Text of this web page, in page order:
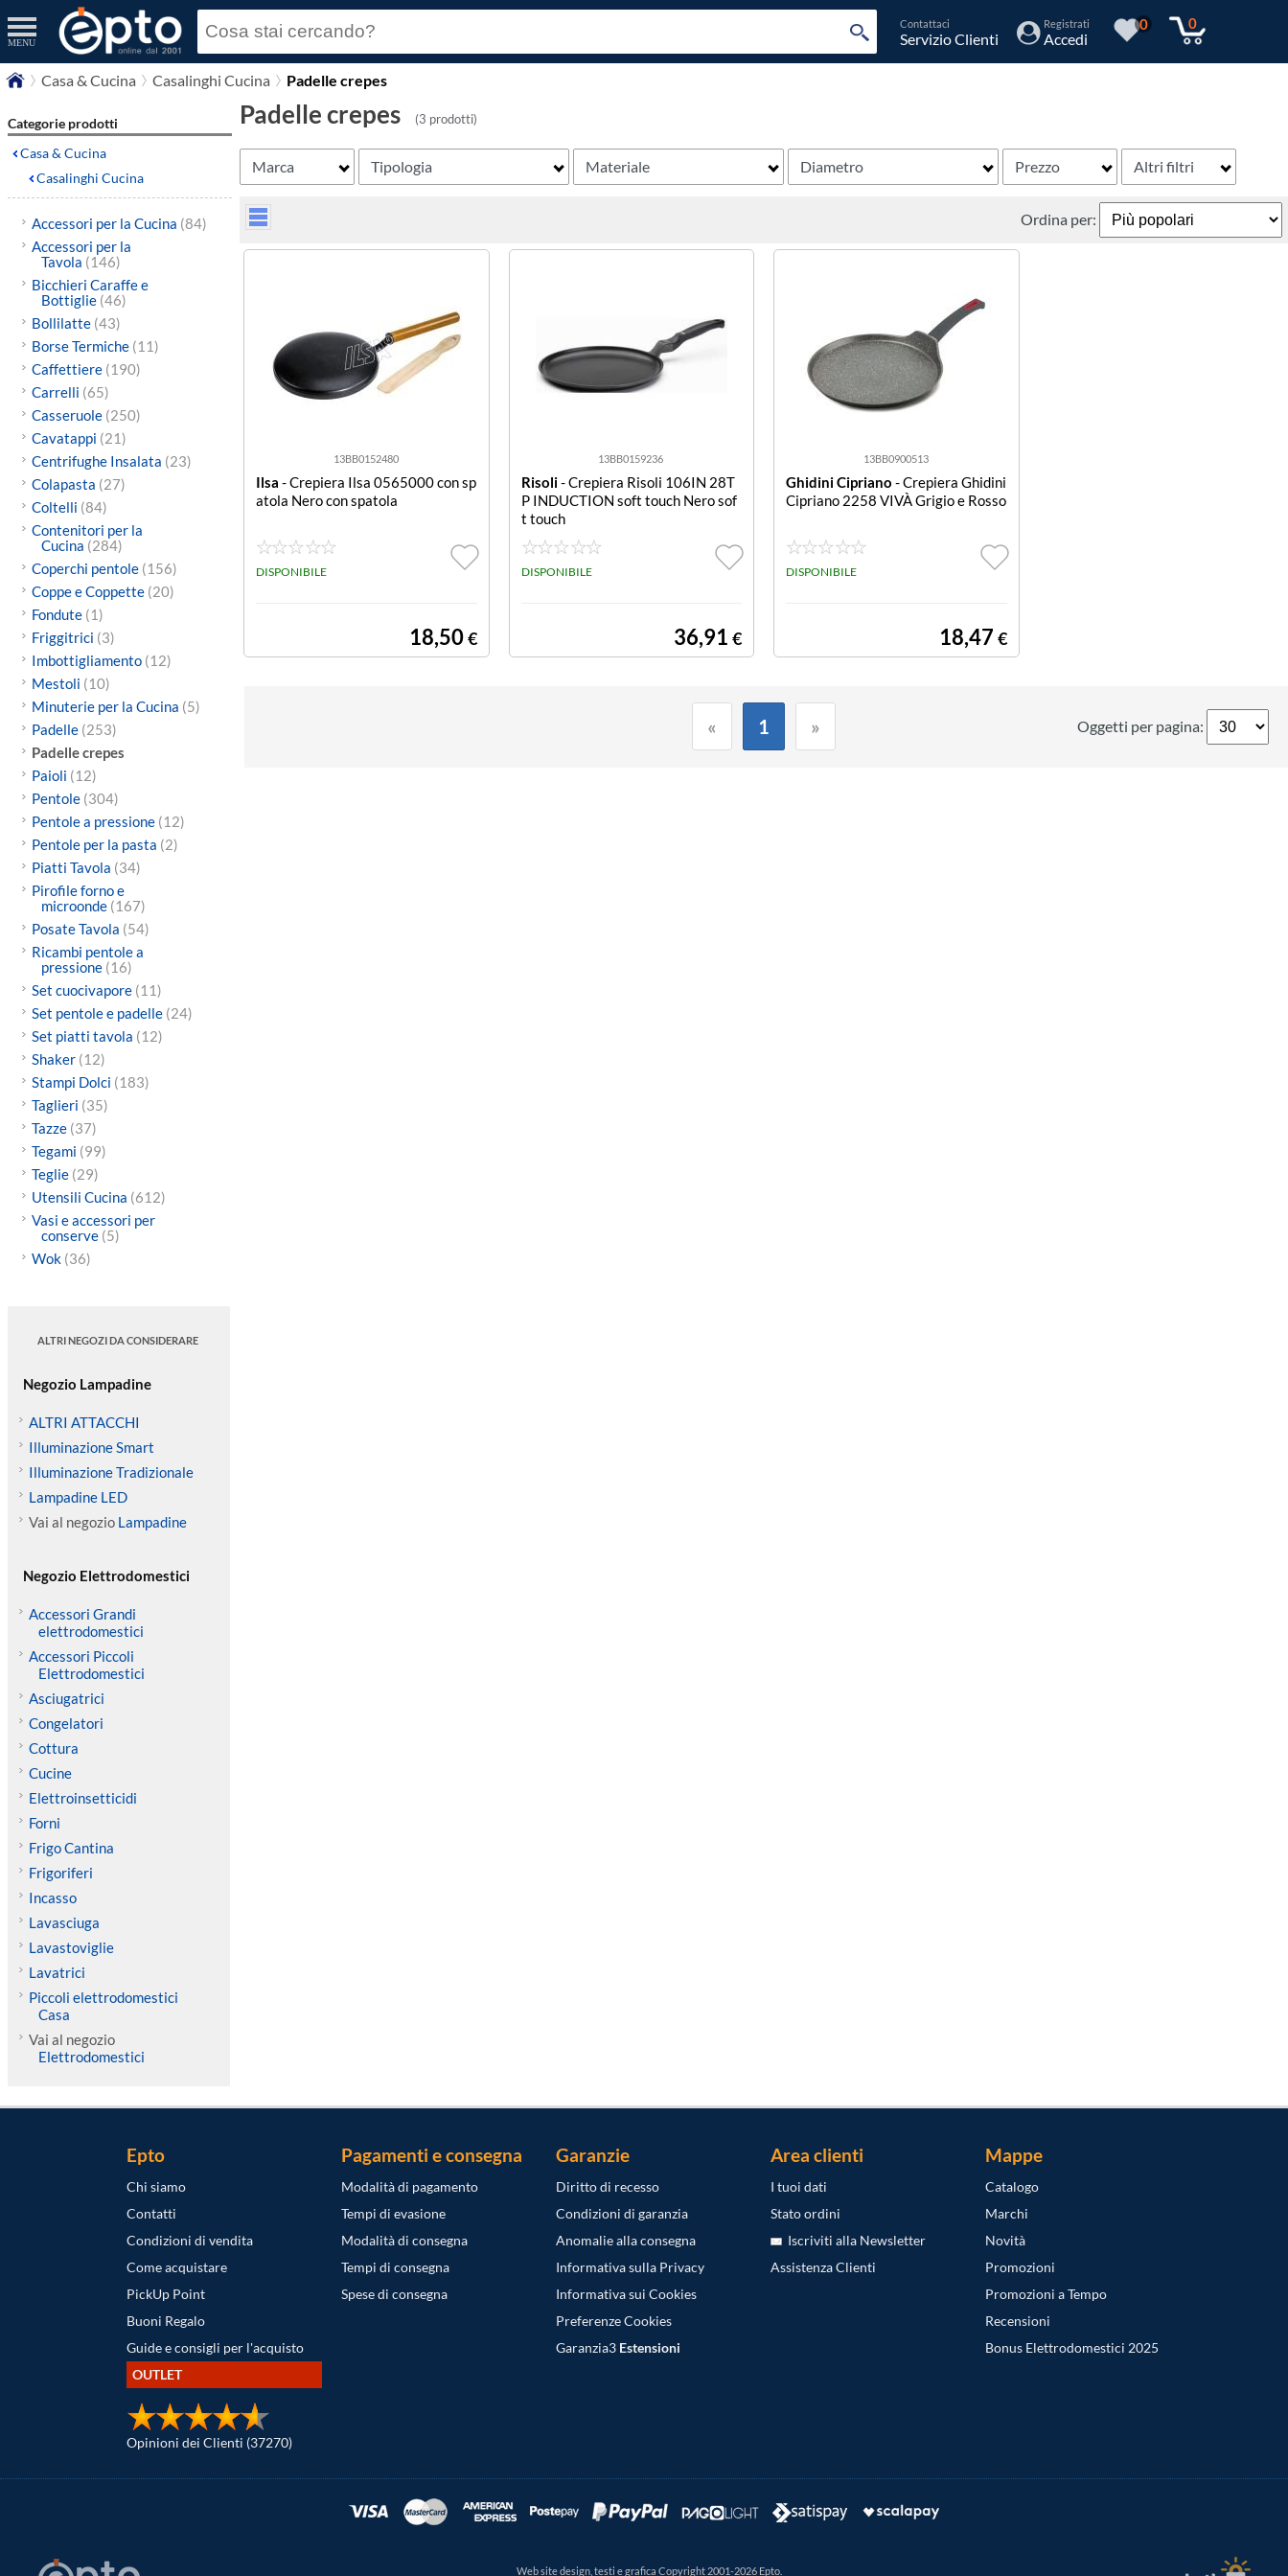
MENU
Contattaci
Servizio Clienti
Registrati
Accedi
0 0
Casa & Cucina Casalinghi Cucina Padelle crepes
Categorie prodotti
Casa & Cucina
Casalinghi Cucina
Accessori per la Cucina (84)
Accessori per la
Tavola (146)
Bicchieri Caraffe e
Bottiglie (46)
Bollilatte (43)
Borse Termiche (11)
Caffettiere (190)
Carrelli (65)
Casseruole (250)
Cavatappi (21)
Centrifughe Insalata (23)
Colapasta (27)
Coltelli (84)
Contenitori per la
Cucina (284)
Coperchi pentole (156)
Coppe e Coppette (20)
Fondute (1)
Friggitrici (3)
Imbottigliamento (12)
Mestoli (10)
Minuterie per la Cucina (5)
Padelle (253)
Padelle crepes
Paioli (12)
Pentole (304)
Pentole a pressione (12)
Pentole per la pasta (2)
Piatti Tavola (34)
Pirofile forno e
microonde (167)
Posate Tavola (54)
Ricambi pentole a
pressione (16)
Set cuocivapore (11)
Set pentole e padelle (24)
Set piatti tavola (12)
Shaker (12)
Stampi Dolci (183)
Taglieri (35)
Tazze (37)
Tegami (99)
Teglie (29)
Utensili Cucina (612)
Vasi e accessori per
conserve (5)
Wok (36)
ALTRI NEGOZI DA CONSIDERARE
Negozio Lampadine
ALTRI ATTACCHI
Illuminazione Smart
Illuminazione Tradizionale
Lampadine LED
Vai al negozio Lampadine
Negozio Elettrodomestici
Accessori Grandi
elettrodomestici
Accessori Piccoli
Elettrodomestici
Asciugatrici
Congelatori
Cottura
Cucine
Elettroinsetticidi
Forni
Frigo Cantina
Frigoriferi
Incasso
Lavasciuga
Lavastoviglie
Lavatrici
Piccoli elettrodomestici
Casa
Vai al negozio
Elettrodomestici
Padelle crepes (3 prodotti)
Marca Tipologia Materiale Diametro Prezzo Altri filtri
Ordina per:
13BB0152480
Ilsa - Crepiera Ilsa 0565000 con sp
atola Nero con spatola
DISPONIBILE
18,50€
13BB0159236
Risoli- Crepiera Risoli 106IN 28T
P INDUCTION soft touch Nero sof
t touch
DISPONIBILE
36,91 €
13BB0900513
Ghidini Cipriano - Crepiera Ghidini
Cipriano 2258 VIVÀ Grigio e Rosso
DISPONIBILE
18,47 €
« 1 » Oggetti per pagina:
Epto
Chi siamo
Contatti
Condizioni di vendita
Come acquistare
PickUp Point
Buoni Regalo
Guide e consigli per l'acquisto
OUTLET
Opinioni dei Clienti (37270)
Pagamenti e consegna
Modalità di pagamento
Tempi di evasione
Modalità di consegna
Tempi di consegna
Spese di consegna
Garanzie
Diritto di recesso
Condizioni di garanzia
Anomalie alla consegna
Informativa sulla Privacy
Informativa sui Cookies
Preferenze Cookies
Garanzia3 Estensioni
Area clienti
I tuoi dati
Stato ordini
Iscriviti alla Newsletter
Assistenza Clienti
Mappe
Catalogo
Marchi
Novità
Promozioni
Promozioni a Tempo
Recensioni
Bonus Elettrodomestici 2025
Web site design, testi e grafica Copyright 2001-2026 Epto.